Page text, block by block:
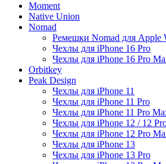
Moment
Native Union
Nomad
Ремешки Nomad для Apple
Чехлы для iPhone 16 Pro
Чехлы для iPhone 16 Pro
Orbitkey
Peak Design
Чехлы для iPhone 11
Чехлы для iPhone 11 Pro
Чехлы для iPhone 11 Pro
Чехлы для iPhone 12 / 12
Чехлы для iPhone 12 Pro
Чехлы для iPhone 13
Чехлы для iPhone 13 Pro